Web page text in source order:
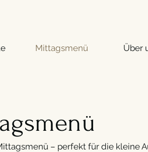
Mittagsmenü Über
– perfekt für die kleine